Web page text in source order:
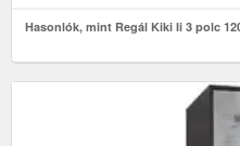
Hasonlók, mint Regál Kiki Ii 3 polc